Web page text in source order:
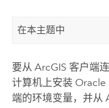
在本主题中
要从 ArcGIS 客户端
计算机上安装 Oracle
端的环境变量，并从